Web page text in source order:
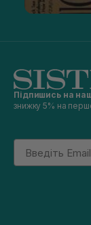
Підпишись на
знижку 5% на
Email